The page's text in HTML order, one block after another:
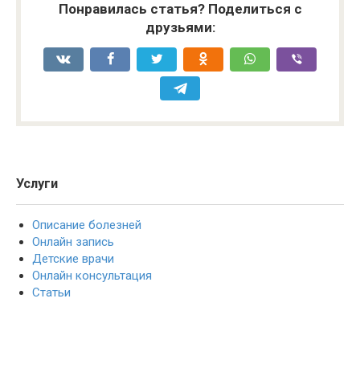
Понравилась статья? Поделиться с
друзьями:
Услуги
Описание болезней
Онлайн запись
Детские врачи
Онлайн консультация
Статьи